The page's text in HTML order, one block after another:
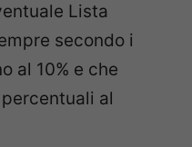
Lista
secondo i
al 10% e che
al